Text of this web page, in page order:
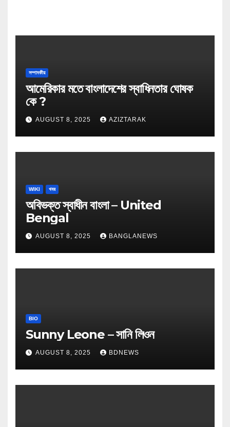
সম্পাদকীয়
আমেরিকার মতে বাংলাদেশের স্বাধিনতার ঘোষক
কে ?
AUGUST 8, 2025 AZIZTARAK
WIKI খবর
অবিভক্ত স্বাধীন বাংলা – United
Bengal
AUGUST 8, 2025 BANGLANEWS
BIO
Sunny Leone – সানি লিওন
AUGUST 8, 2025 BDNEWS